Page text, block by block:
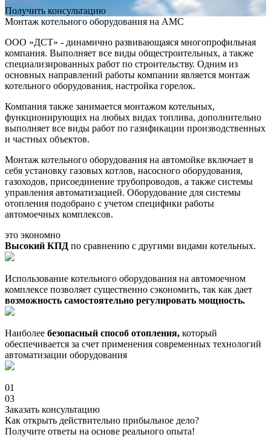
Получить консультацию
Монтаж котельного оборудования на АМС
ООО «ДСТ» - динамично развивающаяся многопрофильная
компания. Выполняет все виды общестроительных, а также
специализированных работ по строительству. Одним из
основных направлений работы компании является монтаж
котельного оборудования, настройка горелок.
Компания также занимается монтажом котельных,
функционирующих на любых видах топлива, дополнительно
выполняет все виды работ по газификации производственных
и частных объектов.
Монтаж котельного оборудования на автомойке включает в
себя установку газовых котлов, насосного оборудования,
газоходов, присоединение трубопроводов, а также системы
управления автоматизацией. Оборудование для системы
отопления подобрано с учетом специфики работы
автомоечных комплексов.
это экономно
Высокий КПД по сравнению с другими видами котельных.
Использование котельного оборудования на автомоечном
комплексе позволяет существенно сэкономить, так как дает
возможность самостоятельно регулировать мощность.
Наиболее безопасный способ отопления, который
обеспечивается за счет применения современных технологий
автоматизации оборудования
01
03
Заказать консультацию
Как открыть действительно прибыльное дело?
Получите ответы на основе реального опыта!